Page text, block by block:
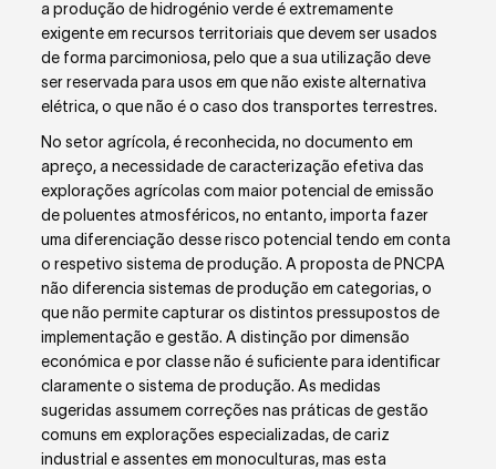
a produção de hidrogénio verde é extremamente
exigente em recursos territoriais que devem ser usados
de forma parcimoniosa, pelo que a sua utilização deve
ser reservada para usos em que não existe alternativa
elétrica, o que não é o caso dos transportes terrestres.
No setor agrícola, é reconhecida, no documento em
apreço, a necessidade de caracterização efetiva das
explorações agrícolas com maior potencial de emissão
de poluentes atmosféricos, no entanto, importa fazer
uma diferenciação desse risco potencial tendo em conta
o respetivo sistema de produção. A proposta de PNCPA
não diferencia sistemas de produção em categorias, o
que não permite capturar os distintos pressupostos de
implementação e gestão. A distinção por dimensão
económica e por classe não é suficiente para identificar
claramente o sistema de produção. As medidas
sugeridas assumem correções nas práticas de gestão
comuns em explorações especializadas, de cariz
industrial e assentes em monoculturas, mas esta